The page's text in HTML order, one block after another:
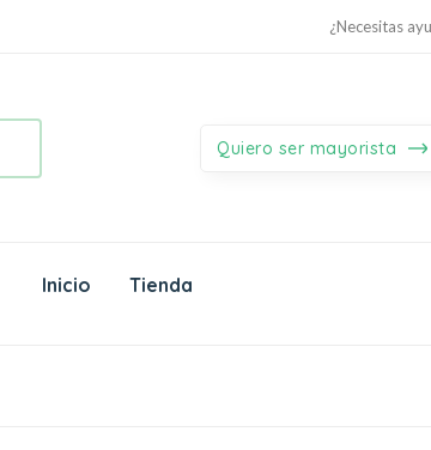
¿Necesitas
Quiero ser mayorista
Inicio Tienda